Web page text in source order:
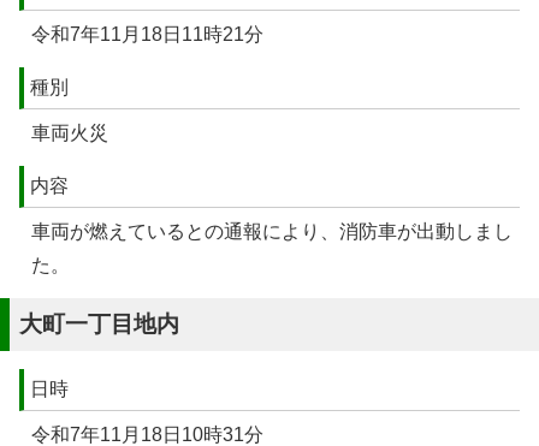
令和7年11月18日11時21分
種別
車両火災
内容
車両が燃えているとの通報により、消防車が出動しまし
た。
大町一丁目地内
日時
令和7年11月18日10時31分